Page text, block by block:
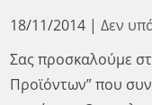
18/11/2014 |Δεν
Σας προσκαλούμε
Προϊόντων” που